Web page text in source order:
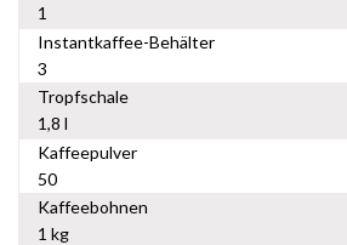
1
Instantkaffee-Behälter
3
Tropfschale
1,8 l
Kaffeepulver
50
Kaffeebohnen
1 kg